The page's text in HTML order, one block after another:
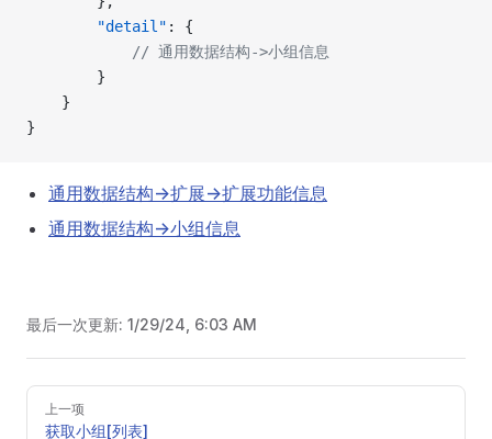
        "detail"
: {
            // 通用数据结构->小组信息
        }
    }
}
通用数据结构->扩展->扩展功能信息
通用数据结构->小组信息
最后一次更新: 1/29/24, 6:03 AM
Pager
上一项
获取小组[列表]